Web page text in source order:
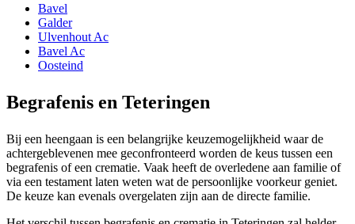
Bavel
Galder
Ulvenhout Ac
Bavel Ac
Oosteind
Begrafenis en Teteringen
Bij een heengaan is een belangrijke keuzemogelijkheid waar de
achtergeblevenen mee geconfronteerd worden de keus tussen een
begrafenis of een crematie. Vaak heeft de overledene aan familie of
via een testament laten weten wat de persoonlijke voorkeur geniet.
De keuze kan evenals overgelaten zijn aan de directe familie.